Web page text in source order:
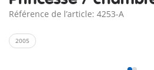
Référence de l’article: 4253-A
2005